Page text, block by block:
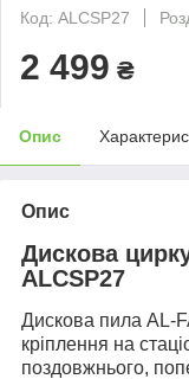
Код: ALCSP27
2 499 ₴
Опис
Опис
Дискова
ALCSP27
Дискова пила AL-
кріплення на
поздовжнього,